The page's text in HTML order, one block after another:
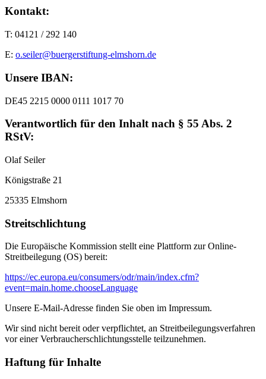
Kontakt:
T: 04121 / 292 140
E: o.seiler@buergerstiftung-elmshorn.de
Unsere IBAN:
DE45 2215 0000 0111 1017 70
Verantwortlich für den Inhalt nach § 55 Abs. 2
RStV:
Olaf Seiler
Königstraße 21
25335 Elmshorn
Streitschlichtung
Die Europäische Kommission stellt eine Plattform zur Online-
Streitbeilegung (OS) bereit:
https://ec.europa.eu/consumers/odr/main/index.cfm?
event=main.home.chooseLanguage
Unsere E-Mail-Adresse finden Sie oben im Impressum.
Wir sind nicht bereit oder verpflichtet, an Streitbeilegungsverfahren
vor einer Verbraucherschlichtungsstelle teilzunehmen.
Haftung für Inhalte